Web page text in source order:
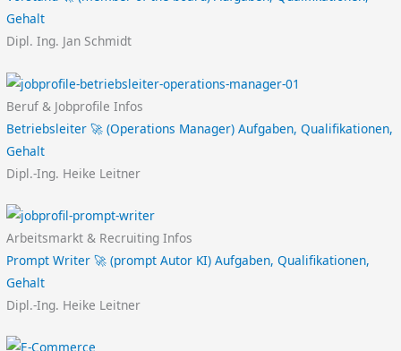
Gehalt
Dipl. Ing. Jan Schmidt
Beruf & Jobprofile Infos
Betriebsleiter 🚀 (Operations Manager) Aufgaben, Qualifikationen,
Gehalt
Dipl.-Ing. Heike Leitner
Arbeitsmarkt & Recruiting Infos
Prompt Writer 🚀 (prompt Autor KI) Aufgaben, Qualifikationen,
Gehalt
Dipl.-Ing. Heike Leitner